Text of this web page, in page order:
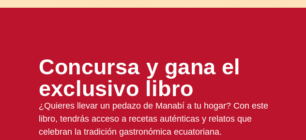
Concursa y gana el
exclusivo libro
¿Quieres llevar un pedazo de Manabí a tu hogar? Con este
libro, tendrás acceso a recetas auténticas y relatos que
celebran la tradición gastronómica ecuatoriana.